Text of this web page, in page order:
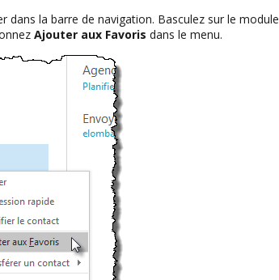
dans la barre de navigation. Basculez sur le module
Ajouter aux Favoris dans le menu.